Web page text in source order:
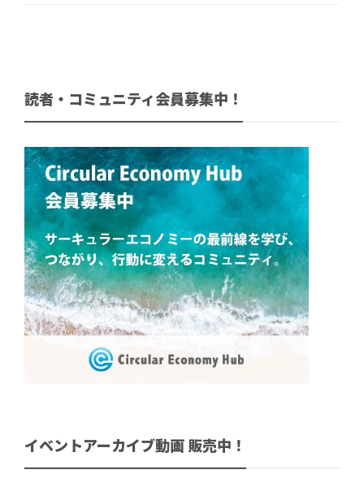
読者・コミュニティ会員募集中！
イベントアーカイブ動画 販売中！